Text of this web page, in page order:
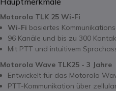
Motorola TLK 25 Wi-Fi
Wi-Fi basiertes
96 Kanäle und bis zu 300
Mit PTT und intuitivem
Motorola Wave TLK25 - 3 Jahre
Entwickelt für das Motorola
PTT-Kommunikation über